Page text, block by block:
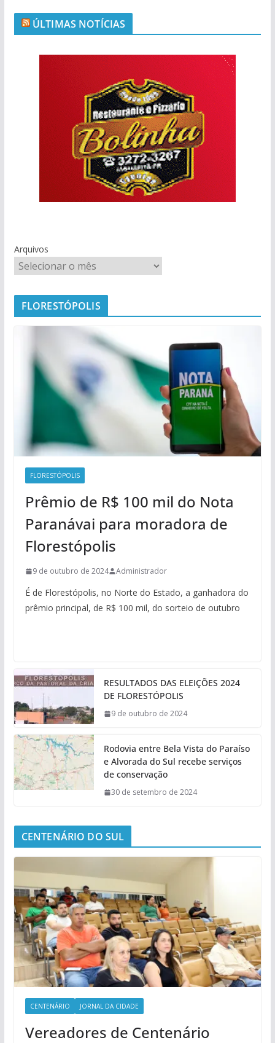
ÚLTIMAS NOTÍCIAS
Arquivos
FLORESTÓPOLIS
FLORESTÓPOLIS
Prêmio de R$ 100 mil do Nota
Paranávai para moradora de
Florestópolis
9 de outubro de 2024 Administrador
É de Florestópolis, no Norte do Estado, a ganhadora do
prêmio principal, de R$ 100 mil, do sorteio de outubro
RESULTADOS DAS ELEIÇÕES 2024
DE FLORESTÓPOLIS
9 de outubro de 2024
Rodovia entre Bela Vista do Paraíso
e Alvorada do Sul recebe serviços
de conservação
30 de setembro de 2024
CENTENÁRIO DO SUL
CENTENÁRIO JORNAL DA CIDADE
Vereadores de Centenário